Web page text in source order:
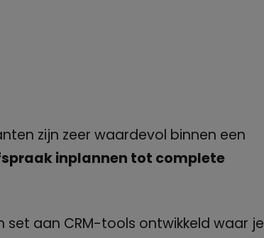
zijn zeer waardevol binnen een
inplannen tot complete
aan CRM-tools ontwikkeld waar je